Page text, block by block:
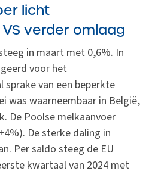
licht
verder omlaag
in maart met 0,6%. In
voor het
van een beperkte
was waarneembaar in België,
De Poolse melkaanvoer
De sterke daling in
Per saldo steeg de EU
kwartaal van 2024 met